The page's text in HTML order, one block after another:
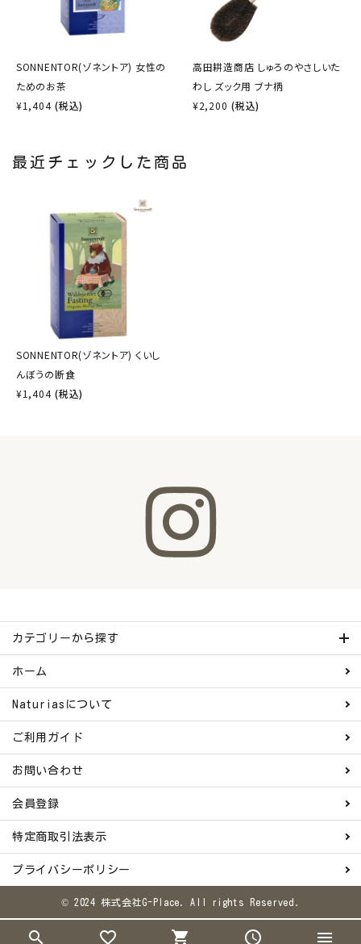
search favorite_border shopping_cart schedule menu
SONNENTOR(ゾネントア) 女性の
ためのお茶
¥1,404 (税込)
高田耕造商店 しゅろのやさしいた
わし ズック用 ブナ柄
¥2,200 (税込)
最近チェックした商品
SONNENTOR(ゾネントア) くいし
んぼうの断食
¥1,404 (税込)
カテゴリーから探す
ホーム
Naturiasについて
ご利用ガイド
お問い合わせ
会員登録
特定商取引法表示
プライバシーポリシー
© 2024 株式会社G-Place. All rights Reserved.